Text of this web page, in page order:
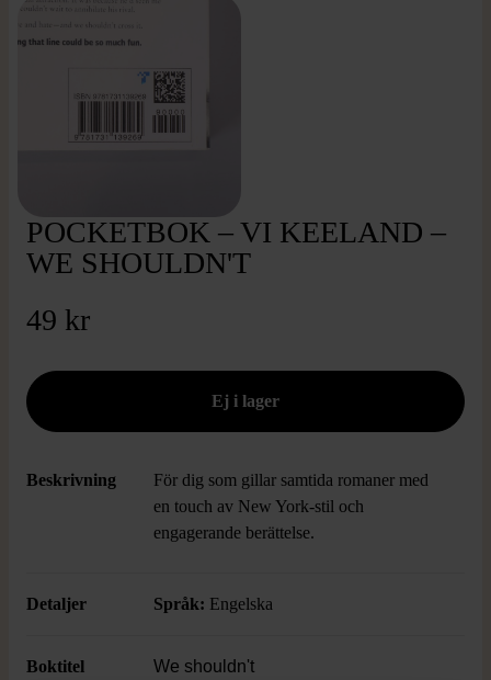
POCKETBOK – VI KEELAND –
WE SHOULDN'T
49 kr
Beskrivning
För dig som gillar samtida romaner med
en touch av New York-stil och
engagerande berättelse.
Detaljer Språk: Engelska
Boktitel We shouldn't